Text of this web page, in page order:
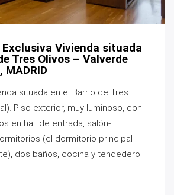
Exclusiva Vivienda situada
Tres Olivos – Valverde
situada en el Barrio de Tres
Piso exterior, muy luminoso, con
en hall de entrada, salón-
(el dormitorio principal
dos baños, cocina y tendedero.